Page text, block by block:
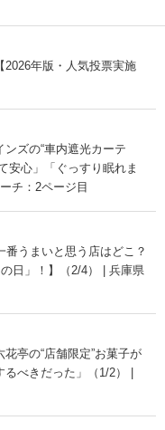
2026年版・人気投票実施
ズの“車内遮光カーテ
安心」「ぐっすり眠れま
チ：2ページ目
うまいと思う店はどこ？
日」！】（2/4） | 兵庫県
亭の“店舗限定”お菓子が
べきだった」（1/2） |